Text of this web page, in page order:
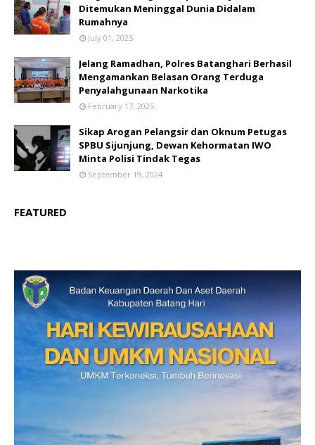
Ditemukan Meninggal Dunia Didalam
Rumahnya
July 01, 2025
Jelang Ramadhan, Polres Batanghari Berhasil
Mengamankan Belasan Orang Terduga
Penyalahgunaan Narkotika
February 17, 2025
Sikap Arogan Pelangsir dan Oknum Petugas
SPBU Sijunjung, Dewan Kehormatan IWO
Minta Polisi Tindak Tegas
September 19, 2024
FEATURED